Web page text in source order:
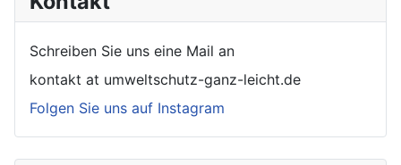
Schreiben Sie uns eine Mail an
kontakt at umweltschutz-ganz-leicht.de
Folgen Sie uns auf Instagram